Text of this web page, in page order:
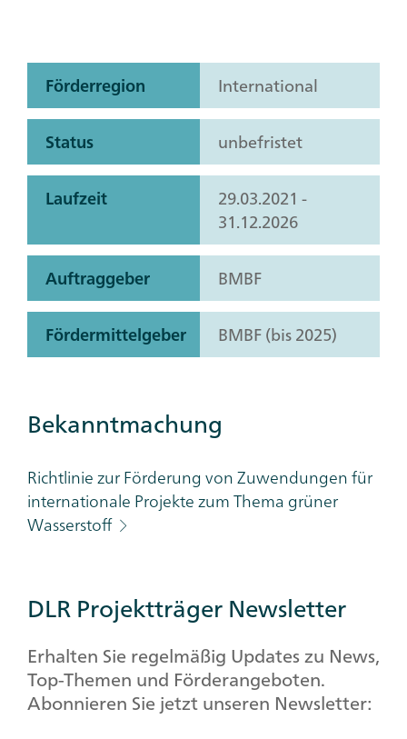
Förderregion
International
Status
unbefristet
Laufzeit
29.03.2021 -
31.12.2026
Auftraggeber
BMBF
Fördermittelgeber
BMBF (bis 2025)
Bekanntmachung
Richtlinie zur Förderung von Zuwendungen für
internationale Projekte zum Thema grüner
Wasserstoff
DLR Projektträger Newsletter
Erhalten Sie regelmäßig Updates zu News,
Top-Themen und Förderangeboten.
Abonnieren Sie jetzt unseren Newsletter: